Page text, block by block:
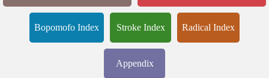
Bopomofo Index Stroke Index Radical Index
Appendix